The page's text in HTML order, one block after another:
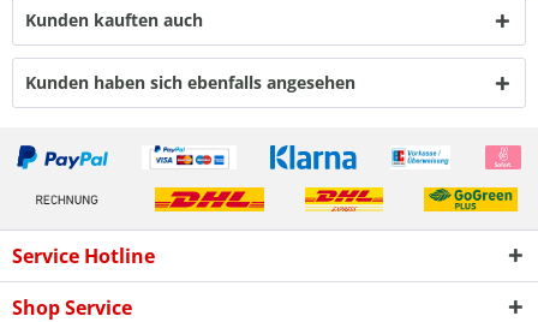
Kunden kauften auch
Kunden haben sich ebenfalls angesehen
Service Hotline
Shop Service